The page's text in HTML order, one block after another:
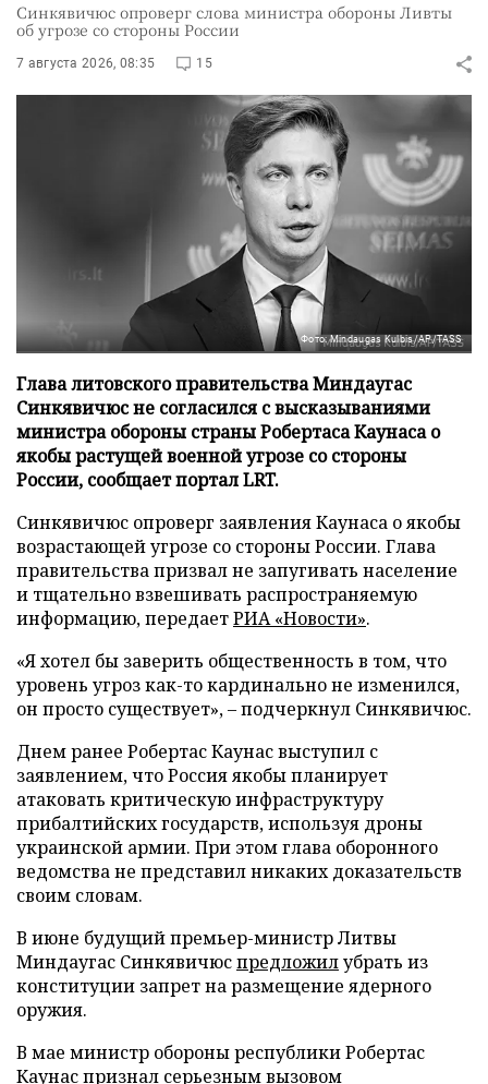
Синкявичюс опроверг слова министра обороны Ливты
об угрозе со стороны России
7 августа 2026, 08:35 15
Фото: Mindaugas Kulbis/AP/TASS
Глава литовского правительства Миндаугас
Синкявичюс не согласился с высказываниями
министра обороны страны Робертаса Каунаса о
якобы растущей военной угрозе со стороны
России, сообщает портал LRT.
Синкявичюс опроверг заявления Каунаса о якобы
возрастающей угрозе со стороны России. Глава
правительства призвал не запугивать население
и тщательно взвешивать распространяемую
информацию, передаетРИА «Новости».
«Я хотел бы заверить общественность в том, что
уровень угроз как-то кардинально не изменился,
он просто существует», – подчеркнул Синкявичюс.
Днем ранее Робертас Каунас выступил с
заявлением, что Россия якобы планирует
атаковать критическую инфраструктуру
прибалтийских государств, используя дроны
украинской армии. При этом глава оборонного
ведомства не представил никаких доказательств
своим словам.
В июне будущий премьер-министр Литвы
Миндаугас Синкявичюспредложилубрать из
конституции запрет на размещение ядерного
оружия.
В мае министр обороны республики Робертас
Каунаспризнал серьезным вызовом